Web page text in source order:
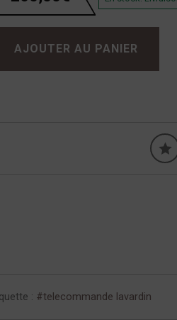
de Télécommande Lavardin
AJOUTER AU PANIER
: telecommande lavardin